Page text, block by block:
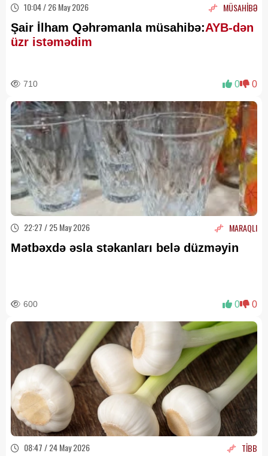
10:04 / 26 May 2026 MÜSAHİBƏ
Şair İlham Qəhrəmanla müsahibə:AYB-dən
üzr istəmədim
710 0 0
22:27 / 25 May 2026 MARAQLI
Mətbəxdə əsla stəkanları belə düzməyin
600 0 0
08:47 / 24 May 2026 TİBB